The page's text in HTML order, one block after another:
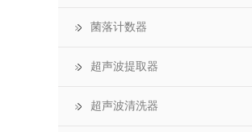
菌落计数器
超声波提取器
超声波清洗器